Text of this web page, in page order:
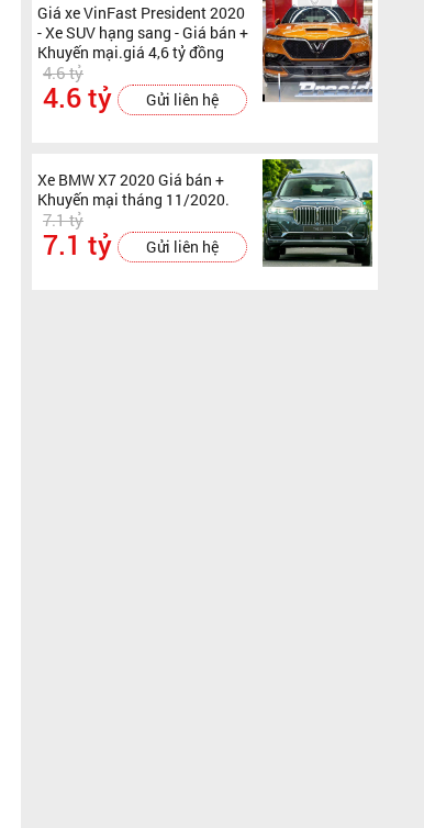
Giá xe VinFast President 2020
- Xe SUV hạng sang - Giá bán +
Khuyến mại.giá 4,6 tỷ đồng
4.6 tỷ
4.6 tỷ
Gửi liên hệ
Xe BMW X7 2020 Giá bán +
Khuyến mại tháng 11/2020.
7.1 tỷ
7.1 tỷ
Gửi liên hệ